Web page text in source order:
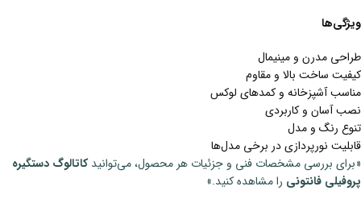
ویژگی‌ها
طراحی مدرن و مینیمال
کیفیت ساخت بالا و مقاوم
مناسب آشپزخانه و کمدهای لوکس
نصب آسان و کاربردی
تنوع رنگ و مدل
قابلیت نورپردازی در برخی مدل‌ها
«برای بررسی مشخصات فنی و جزئیات هر محصول، می‌توانیدکاتالوگ دستگیره
پروفیلی فانتونی را مشاهده کنید.»